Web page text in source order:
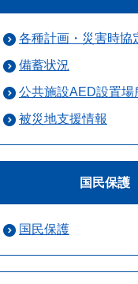
各種計画・災害時協
備蓄状況
公共施設AED設置場
被災地支援情報
国民保護
国民保護